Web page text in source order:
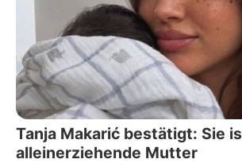
Tanja Makarić bestätigt: Sie
alleinerziehende Mutter